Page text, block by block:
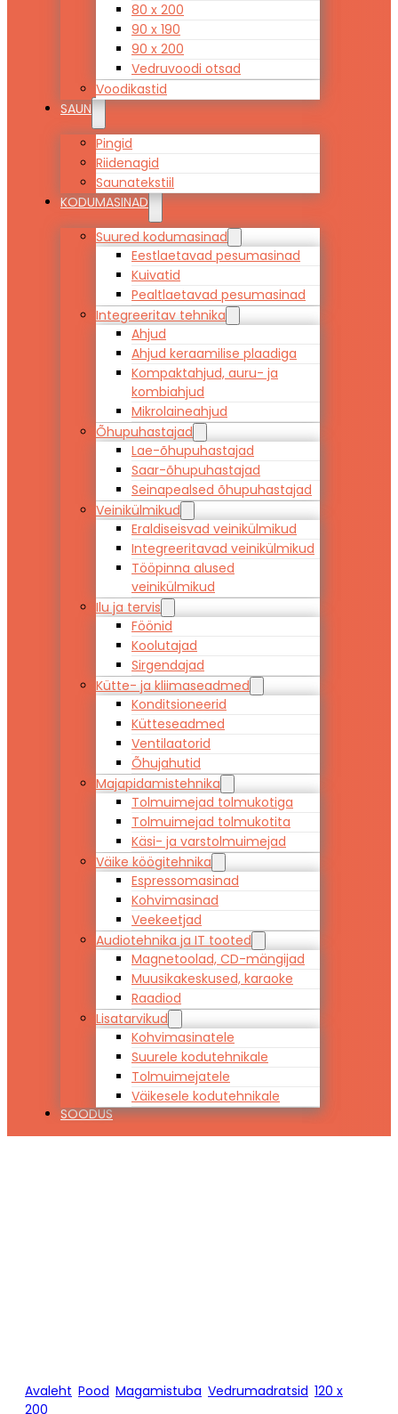
80 x 200
90 x 190
90 x 200
Vedruvoodi otsad
Voodikastid
SAUN
Pingid
Riidenagid
Saunatekstiil
KODUMASINAD
Suured kodumasinad
Eestlaetavad pesumasinad
Kuivatid
Pealtlaetavad pesumasinad
Integreeritav tehnika
Ahjud
Ahjud keraamilise plaadiga
Kompaktahjud, auru- ja
kombiahjud
Mikrolaineahjud
Õhupuhastajad
Lae-õhupuhastajad
Saar-õhupuhastajad
Seinapealsed õhupuhastajad
Veinikülmikud
Eraldiseisvad veinikülmikud
Integreeritavad veinikülmikud
Tööpinna alused
veinikülmikud
Ilu ja tervis
Föönid
Koolutajad
Sirgendajad
Kütte- ja kliimaseadmed
Konditsioneerid
Kütteseadmed
Ventilaatorid
Õhujahutid
Majapidamistehnika
Tolmuimejad tolmukotiga
Tolmuimejad tolmukotita
Käsi- ja varstolmuimejad
Väike köögitehnika
Espressomasinad
Kohvimasinad
Veekeetjad
Audiotehnika ja IT tooted
Magnetoolad, CD-mängijad
Muusikakeskused, karaoke
Raadiod
Lisatarvikud
Kohvimasinatele
Suurele kodutehnikale
Tolmuimejatele
Väikesele kodutehnikale
SOODUS
Avaleht Pood Magamistuba Vedrumadratsid 120 x
200